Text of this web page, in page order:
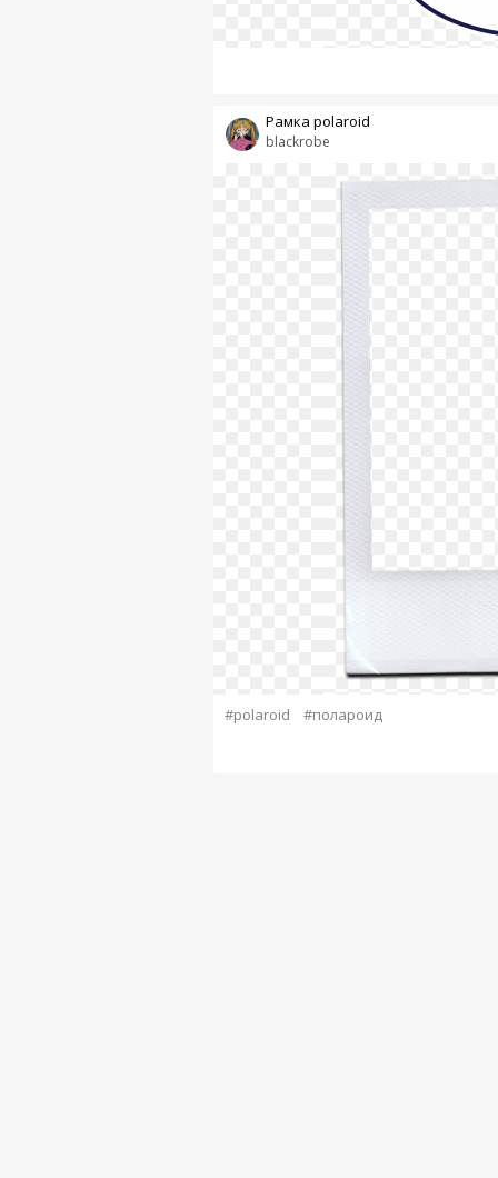
blackrobe
Рамка polaroid
#polaroid #полароид